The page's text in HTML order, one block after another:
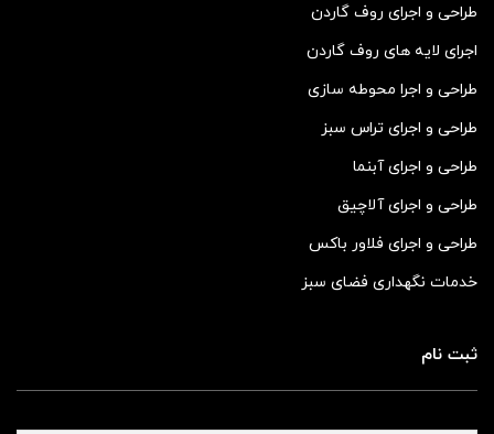
طراحی و اجرای روف گاردن
اجرای لایه های روف گاردن
طراحی و اجرا محوطه سازی
طراحی و اجرای تراس سبز
طراحی و اجرای آبنما
طراحی و اجرای آلاچیق
طراحی و اجرای فلاور باکس
خدمات نگهداری فضای سبز
ثبت نام